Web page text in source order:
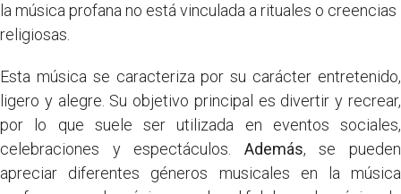
la música profana no está vinculada a rituales o creencias
religiosas.
Esta música se caracteriza por su carácter entretenido,
ligero y alegre. Su objetivo principal es divertir y recrear,
por lo que suele ser utilizada en eventos sociales,
celebraciones y espectáculos. Además, se pueden
apreciar diferentes géneros musicales en la música